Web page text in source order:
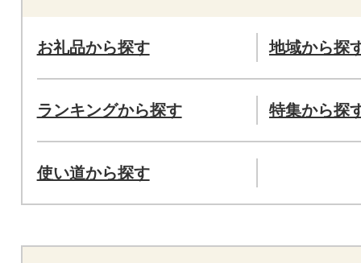
お礼品から探す 地域から探
ランキングから探す 特集から探
使い道から探す